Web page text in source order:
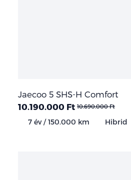
Jaecoo 5 SHS-H Comfort
10.190.000 Ft 10.690.000 Ft
7 év / 150.000 km Hibrid